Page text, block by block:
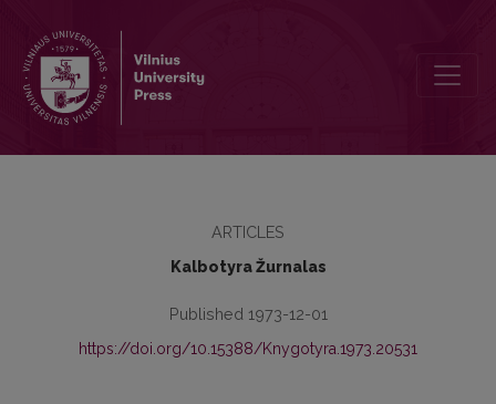
ARTICLES
Kalbotyra Žurnalas
Published 1973-12-01
https://doi.org/10.15388/Knygotyra.1973.20531